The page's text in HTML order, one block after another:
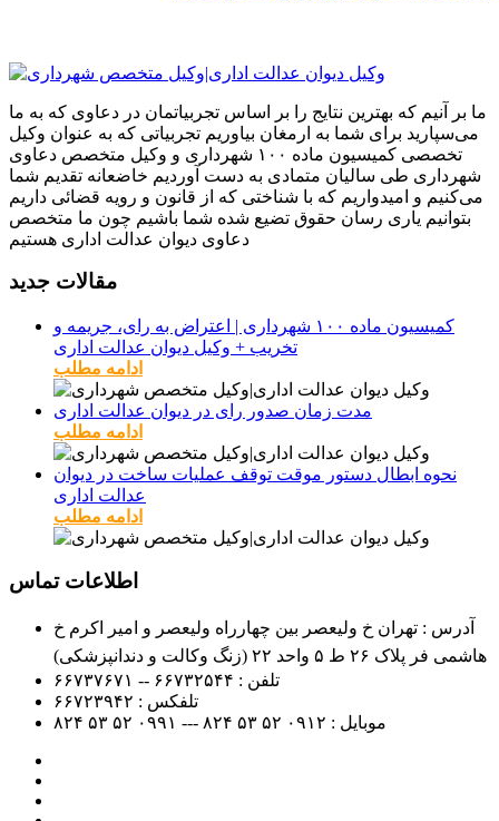
ما بر آنیم که بهترین نتایج را بر اساس تجربیاتمان در دعاوی که به ما
می‌سپارید برای شما به ارمغان بیاوریم تجربیاتی که به عنوان وکیل
تخصصی کمیسیون ماده ۱۰۰ شهرداری و وکیل متخصص دعاوی
شهرداری طی سالیان متمادی به دست آوردیم خاضعانه تقدیم شما
می‌کنیم و امیدواریم که با شناختی که از قانون و رویه قضائی داریم
بتوانیم یاری رسان حقوق تضیع شده شما باشیم چون ما متخصص
دعاوی دیوان عدالت اداری هستیم
مقالات جدید
کمیسیون ماده ۱۰۰ شهرداری | اعتراض به رای، جریمه و
تخریب + وکیل دیوان عدالت اداری
ادامه مطلب
مدت زمان صدور رای در دیوان عدالت اداری
ادامه مطلب
نحوه ابطال دستور موقت توقف عملیات ساخت در دیوان
عدالت اداری
ادامه مطلب
اطلاعات تماس
آدرس : تهران خ ولیعصر بین چهارراه ولیعصر و امیر اکرم خ
هاشمی فر پلاک ۲۶ ط ۵ واحد ۲۲ (زنگ وکالت و دندانپزشکی)
تلفن : ۶۶۷۳۲۵۴۴ -- ۶۶۷۳۷۶۷۱
تلفکس : ۶۶۷۲۳۹۴۲
موبایل : ۰۹۱۲ ۵۲ ۵۳ ۸۲۴ --- ۰۹۹۱ ۵۲ ۵۳ ۸۲۴